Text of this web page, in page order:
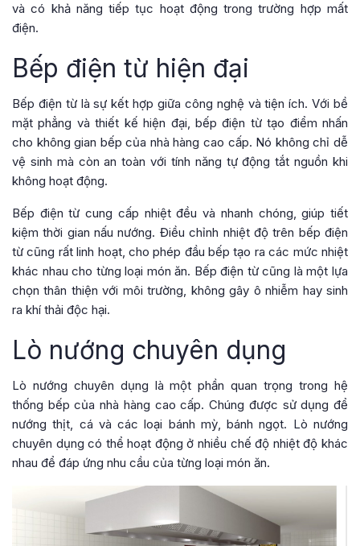
và có khả năng tiếp tục hoạt động trong trường hợp mất
điện.
Bếp điện từ hiện đại
Bếp điện từ là sự kết hợp giữa công nghệ và tiện ích. Với bề
mặt phẳng và thiết kế hiện đại, bếp điện từ tạo điểm nhấn
cho không gian bếp của nhà hàng cao cấp. Nó không chỉ dễ
vệ sinh mà còn an toàn với tính năng tự động tắt nguồn khi
không hoạt động.
Bếp điện từ cung cấp nhiệt đều và nhanh chóng, giúp tiết
kiệm thời gian nấu nướng. Điều chỉnh nhiệt độ trên bếp điện
từ cũng rất linh hoạt, cho phép đầu bếp tạo ra các mức nhiệt
khác nhau cho từng loại món ăn. Bếp điện từ cũng là một lựa
chọn thân thiện với môi trường, không gây ô nhiễm hay sinh
ra khí thải độc hại.
Lò nướng chuyên dụng
Lò nướng chuyên dụng là một phần quan trọng trong hệ
thống bếp của nhà hàng cao cấp. Chúng được sử dụng để
nướng thịt, cá và các loại bánh mỳ, bánh ngọt. Lò nướng
chuyên dụng có thể hoạt động ở nhiều chế độ nhiệt độ khác
nhau để đáp ứng nhu cầu của từng loại món ăn.